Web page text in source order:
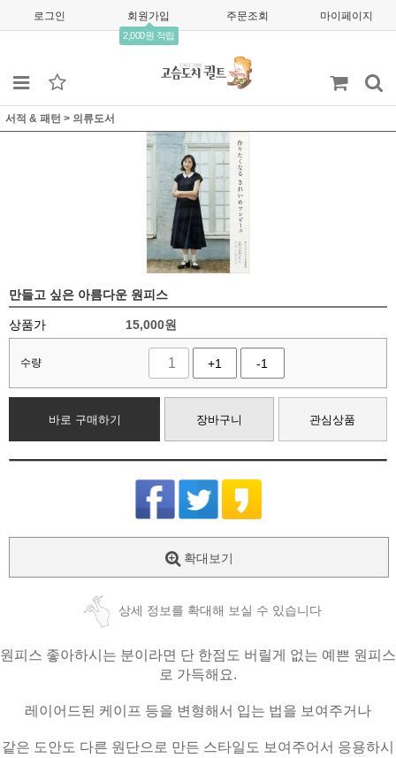
로그인 회원가입
2,000원 적립
주문조회 마이페이지
서적 & 패턴 > 의류도서
만들고 싶은 아름다운 원피스
상품가 15,000원
수량 +1 -1
바로 구매하기 장바구니 관심상품
확대보기
상세 정보를 확대해 보실 수 있습니다
원피스 좋아하시는 분이라면 단 한점도 버릴게 없는 예쁜 원피스
로 가득해요.
레이어드된 케이프 등을 변형해서 입는 법을 보여주거나
같은 도안도 다른 원단으로 만든 스타일도 보여주어서 응용하시